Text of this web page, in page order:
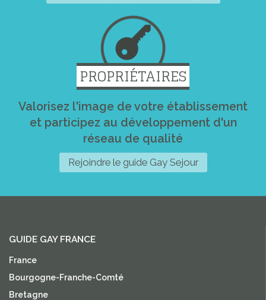
PROPRIÉTAIRES
Valorisez l'image de votre établissement
et participez au développement d'un
réseau de qualité
Rejoindre le guide Gay Sejour
GUIDE GAY FRANCE
France
Bourgogne-Franche-Comté
Bretagne